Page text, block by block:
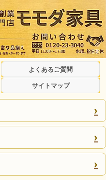
よくあるご質問
サイトマップ
›
›
›